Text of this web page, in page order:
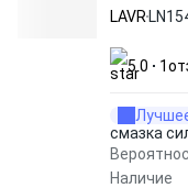
LAVR
5.0 1
смазка
Наличие